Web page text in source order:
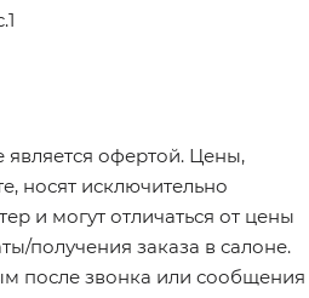
офертой. Цены,
носят исключительно
и могут отличаться от цены
получения заказа в салоне.
после звонка или сообщения